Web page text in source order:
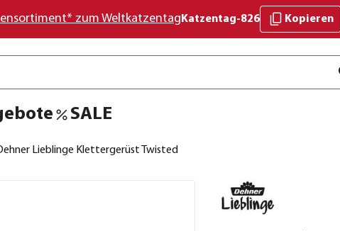
zum Weltkatzentag Katzentag-826 Kopieren
SALE
Lieblinge Klettergerüst Twisted